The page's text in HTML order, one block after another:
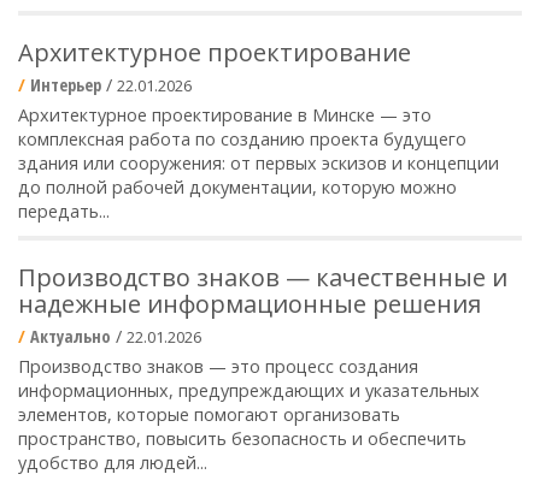
Архитектурное проектирование
Интерьер / 22.01.2026
Архитектурное проектирование в Минске — это
комплексная работа по созданию проекта будущего
здания или сооружения: от первых эскизов и концепции
до полной рабочей документации, которую можно
передать...
Производство знаков — качественные и
надежные информационные решения
Актуально / 22.01.2026
Производство знаков — это процесс создания
информационных, предупреждающих и указательных
элементов, которые помогают организовать
пространство, повысить безопасность и обеспечить
удобство для людей...